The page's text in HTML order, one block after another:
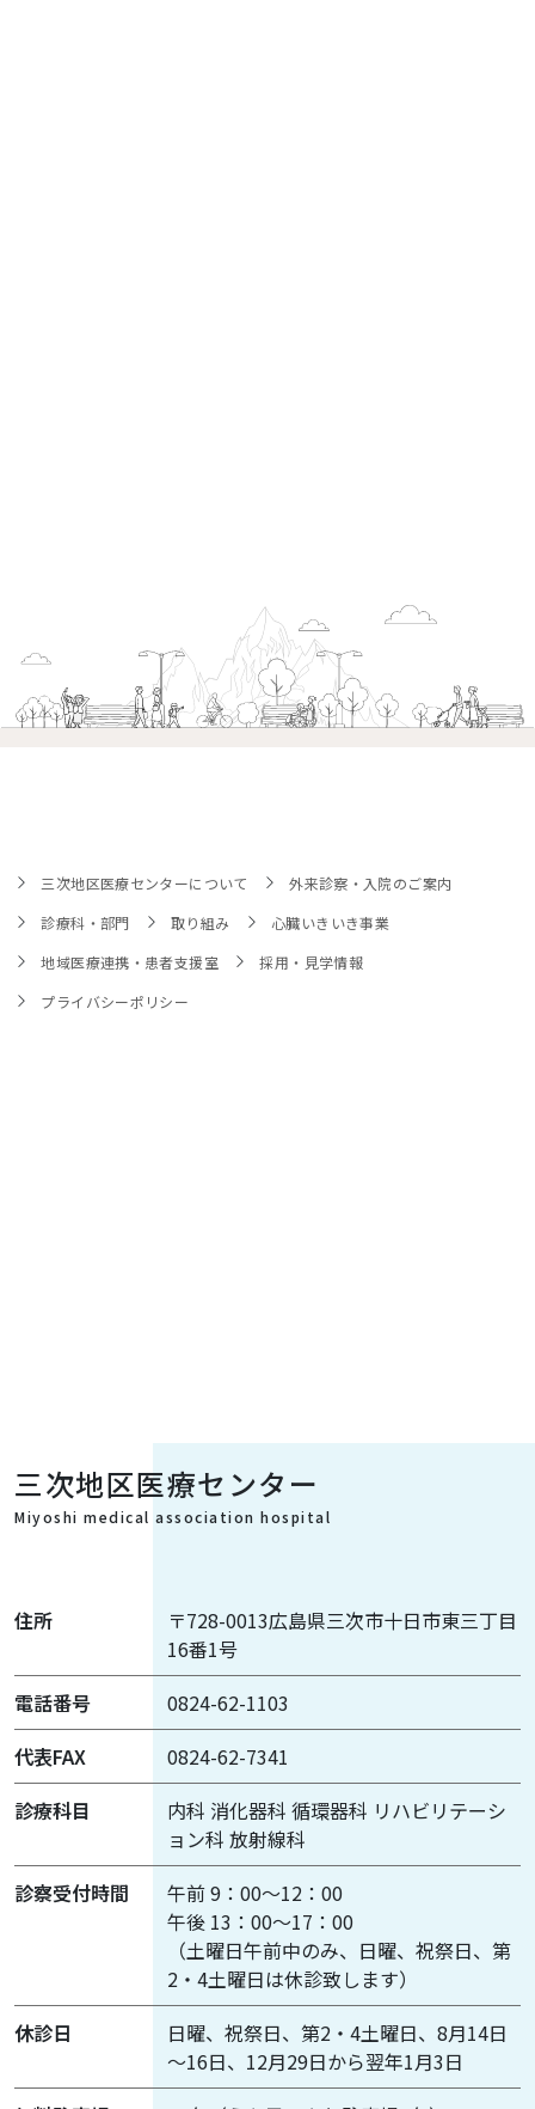
三次地区医療センターについて
外来診察・入院のご案内
診療科・部門
取り組み
心臓いきいき事業
地域医療連携・患者支援室
採用・見学情報
プライバシーポリシー
三次地区医療センター
Miyoshi medical association hospital
住所
〒728-0013広島県三次市十日市東三丁目
16番1号
電話番号
0824-62-1103
代表FAX
0824-62-7341
診療科目
内科 消化器科 循環器科 リハビリテーシ
ョン科 放射線科
診察受付時間
午前 9：00～12：00
午後 13：00～17：00
（土曜日午前中のみ、日曜、祝祭日、第
2・4土曜日は休診致します）
休診日
日曜、祝祭日、第2・4土曜日、8月14日
～16日、12月29日から翌年1月3日